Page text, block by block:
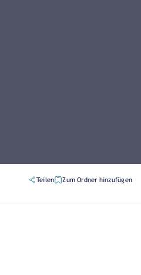
Teilen Zum Ordner hinzufügen